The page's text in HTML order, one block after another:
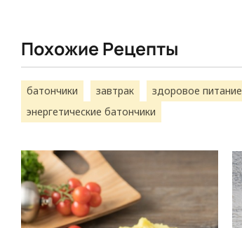
Похожие Рецепты
батончики завтрак здоровое питание
энергетические батончики